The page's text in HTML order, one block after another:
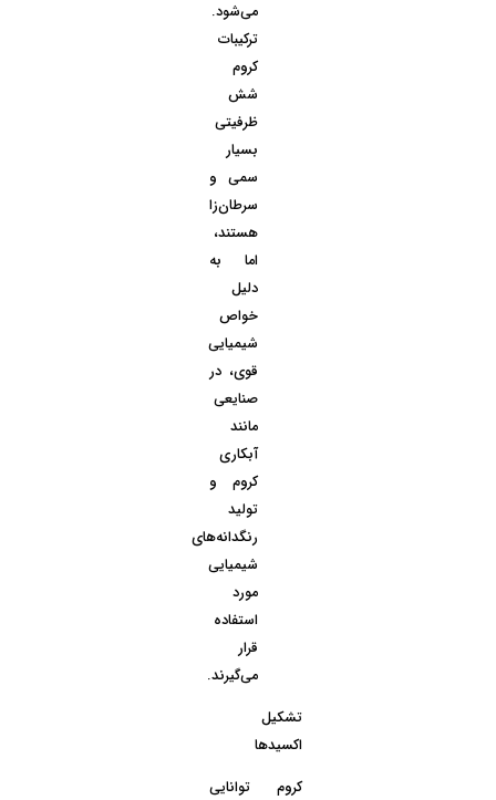
می‌شود.
ترکیبات
کروم
شش
ظرفیتی
بسیار
سمی و
سرطان‌زا
هستند،
اما به
دلیل
خواص
شیمیایی
قوی، در
صنایعی
مانند
آبکاری
کروم و
تولید
رنگدانه‌های
شیمیایی
مورد
استفاده
قرار
می‌گیرند.
تشکیل
اکسیدها
کروم توانایی